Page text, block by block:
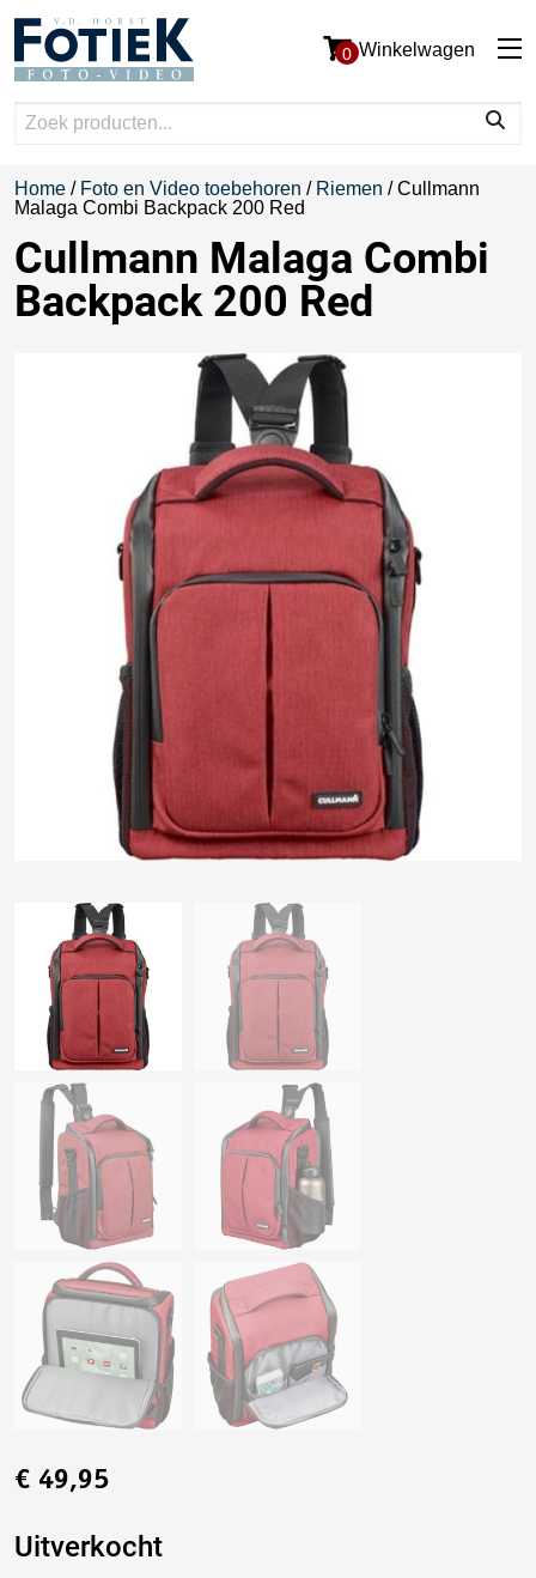
0 Winkelwagen
Home / Foto en Video toebehoren / Riemen / Cullmann
Malaga Combi Backpack 200 Red
Cullmann Malaga Combi
Backpack 200 Red
€ 49,95
Uitverkocht